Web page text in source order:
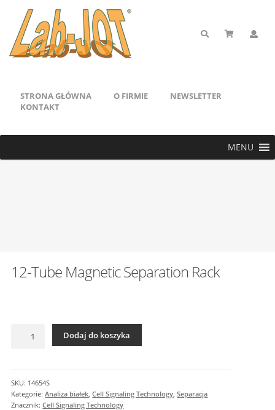
STRONA GŁÓWNA O FIRMIE
NEWSLETTER
KONTAKT
MENU
12-Tube Magnetic Separation Rack
Separation
Rack
Dodaj do koszyka
SKU: 14654S
Kategorie:Analiza białek ,Cell Signaling Technology ,Separacja
Znacznik:Cell Signaling Technology